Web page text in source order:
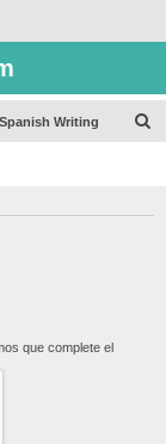
Spanish Writing
que complete el